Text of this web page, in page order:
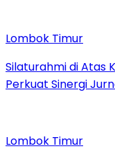
Lombok Timur
Silaturahmi di Atas
Perkuat Sinergi
Lombok Timur